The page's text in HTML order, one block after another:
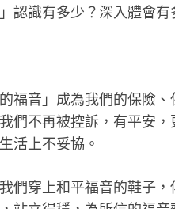
」認識有多少？深入體會
的福音」成為我們的保險
們不再被控訴，有平安
活上不妥協。
們穿上和平福音的鞋子